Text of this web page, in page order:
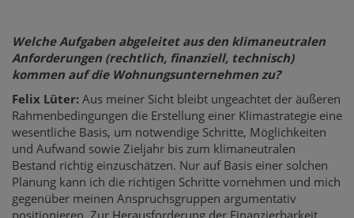
Welche Aufgaben abgeleitet aus den klimaneutralen
Anforderungen (rechtlich, finanziell, technisch)
kommen auf die Wohnungsunternehmen zu?
Felix Lüter: Aus meiner Sicht bleibt ungeachtet der äußeren
Rahmenbedingungen die Erstellung einer Klimastrategie eine
wesentliche Basis, um notwendige Schritte, Möglichkeiten
und Aufwand sowie Zieljahr bis zum klimaneutralen
Bestand richtig einzuschätzen. Nur auf Basis einer solchen
Planung kann ich die richtigen Schritte vornehmen und mich
gegenüber meinen Anspruchsgruppen argumentativ